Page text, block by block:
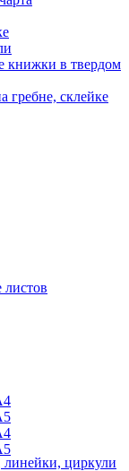
книжки в твердом
гребне, склейке
листов
линейки, циркули